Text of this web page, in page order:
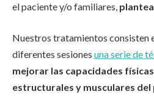
el paciente y/o familiares,
Nuestros tratamientos consisten
diferentes sesiones una serie de
mejorar las capacidades
estructurales y musculares del